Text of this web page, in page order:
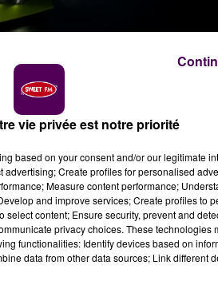
premières images de la
du Mans.
vie privée est notre priorité
based on your consent and/or our legitimate
Create profiles for personalised
Measure content performance;
and improve services; Create profiles to
content; Ensure security, prevent and
privacy choices. These technologies
functionalities: Identify devices based on
data from other data sources; Link different